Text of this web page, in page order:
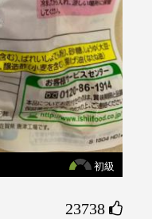
初級
23738 